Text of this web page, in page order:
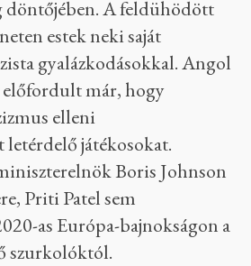
döntőjében. A feldühödött
estek neki saját
gyalázkodásokkal. Angol
már, hogy
elleni
játékosokat.
Boris Johnson
Priti Patel sem
as Európa-bajnokságon a
szurkolóktól.